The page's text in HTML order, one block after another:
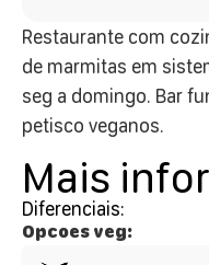
Restaurante com
de marmitas em
seg a domingo. Bar
petisco veganos.
Mais
Diferenciais:
Opcoes veg: